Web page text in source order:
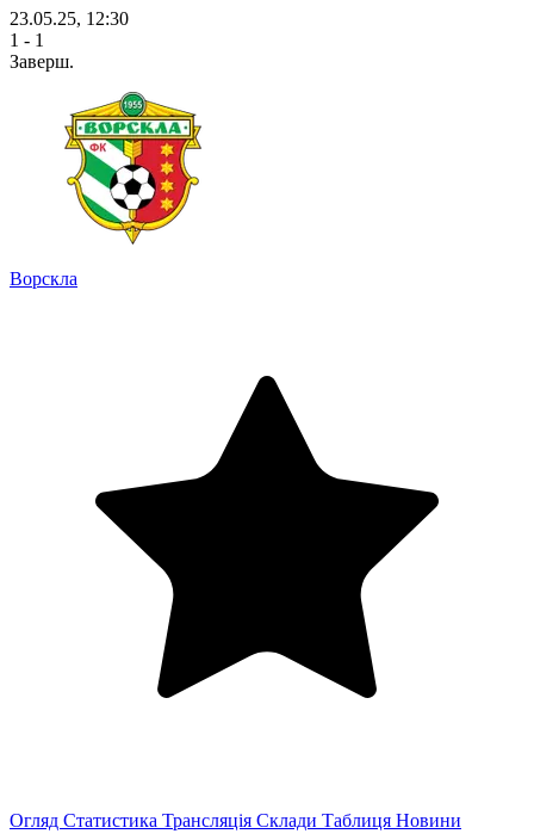
23.05.25, 12:30
1 - 1
Заверш.
Ворскла
Огляд Статистика Трансляція Склади Таблиця Новини